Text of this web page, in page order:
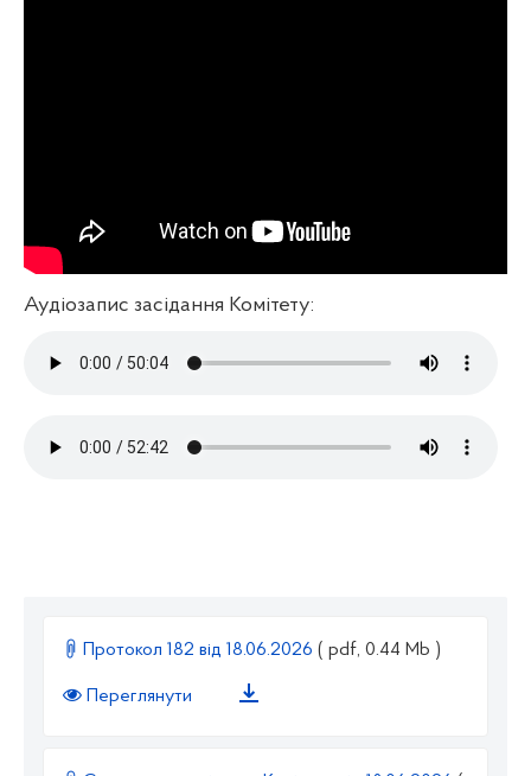
Аудіозапис засідання Комітету:
Протокол 182 від 18.06.2026 ( pdf, 0.44 Mb )
Переглянути